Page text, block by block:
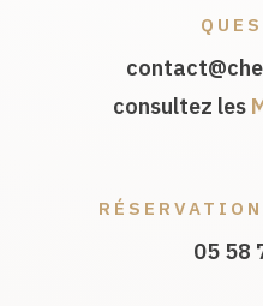
consultez les
05 58